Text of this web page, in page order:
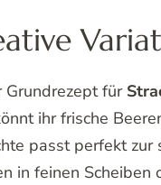
Grundrezept für
ihr frische
passt perfekt zur
in feinen